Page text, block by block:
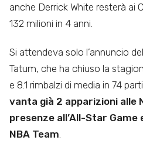
anche Derrick White resterà ai
132 milioni in 4 anni.
Si attendeva solo l’annuncio
Tatum, che ha chiuso la
e 8.1 rimbalzi di media in 74
vanta già 2 apparizioni alle
presenze all’All-Star Game
NBA Team